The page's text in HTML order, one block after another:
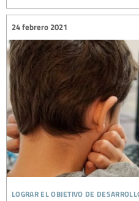
lograr el objetivo de
24 febrero 2021